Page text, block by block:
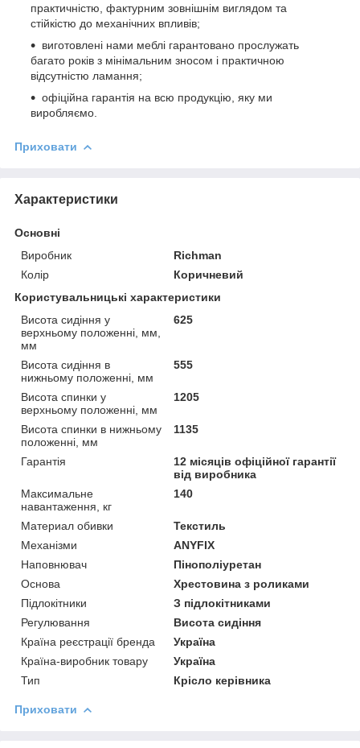
практичністю, фактурним зовнішнім виглядом та
стійкістю до механічних впливів;
виготовлені нами меблі гарантовано прослужать
багато років з мінімальним зносом і практичною
відсутністю ламання;
офіційна гарантія на всю продукцію, яку ми
виробляємо.
Приховати
Характеристики
Основні
Виробник
Richman
Колір
Коричневий
Користувальницькі характеристики
Висота сидіння у
верхньому положенні, мм,
мм
625
Висота сидіння в
нижньому положенні, мм
555
Висота спинки у
верхньому положенні, мм
1205
Висота спинки в нижньому
положенні, мм
1135
Гарантія
12 місяців офіційної гарантії
від виробника
Максимальне
навантаження, кг
140
Материал обивки
Текстиль
Механізми
ANYFIX
Наповнювач
Пінополіуретан
Основа
Хрестовина з роликами
Підлокітники
З підлокітниками
Регулювання
Висота сидіння
Країна реєстрації бренда
Україна
Країна-виробник товару
Україна
Тип
Крісло керівника
Приховати